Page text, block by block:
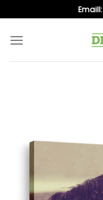
to
content
Emaill: